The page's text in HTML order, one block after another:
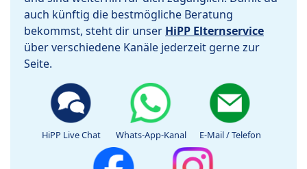
auch künftig die bestmögliche Beratung
bekommst, steht dir unser HiPP Elternservice
über verschiedene Kanäle jederzeit gerne zur
Seite.
HiPP Live Chat Whats-App-Kanal E-Mail / Telefon